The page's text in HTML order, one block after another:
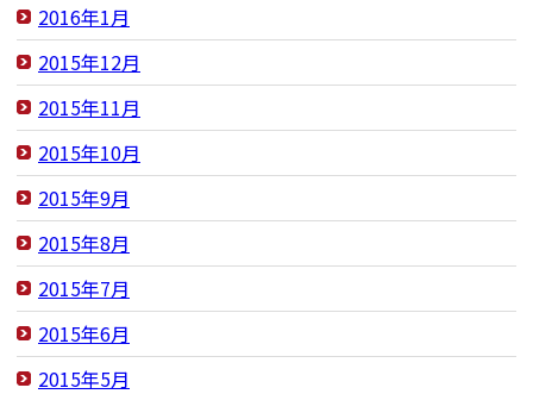
2016年1月
2015年12月
2015年11月
2015年10月
2015年9月
2015年8月
2015年7月
2015年6月
2015年5月